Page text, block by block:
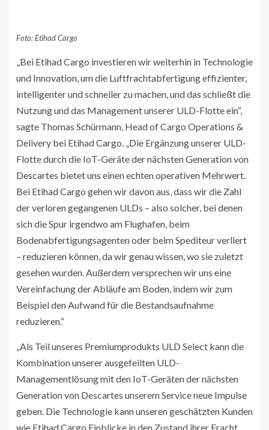
Foto: Etihad Cargo
„Bei Etihad Cargo investieren wir weiterhin in Technologie
und Innovation, um die Luftfrachtabfertigung effizienter,
intelligenter und schneller zu machen, und das schließt die
Nutzung und das Management unserer ULD-Flotte ein“,
sagte Thomas Schürmann, Head of Cargo Operations &
Delivery bei Etihad Cargo. „Die Ergänzung unserer ULD-
Flotte durch die IoT-Geräte der nächsten Generation von
Descartes bietet uns einen echten operativen Mehrwert.
Bei Etihad Cargo gehen wir davon aus, dass wir die Zahl
der verloren gegangenen ULDs – also solcher, bei denen
sich die Spur irgendwo am Flughafen, beim
Bodenabfertigungsagenten oder beim Spediteur verliert
– reduzieren können, da wir genau wissen, wo sie zuletzt
gesehen wurden. Außerdem versprechen wir uns eine
Vereinfachung der Abläufe am Boden, indem wir zum
Beispiel den Aufwand für die Bestandsaufnahme
reduzieren.“
„Als Teil unseres Premiumprodukts ULD Select kann die
Kombination unserer ausgefeilten ULD-
Managementlösung mit den IoT-Geräten der nächsten
Generation von Descartes unserem Service neue Impulse
geben. Die Technologie kann unseren geschätzten Kunden
wie Etihad Cargo Einblicke in den Zustand ihrer Fracht